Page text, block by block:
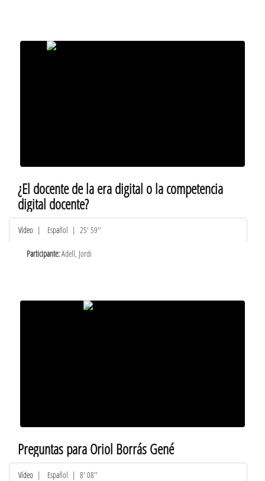
¿El docente de la era digital o la competencia
digital docente?
Vídeo | Español | 25' 59''
Participante:Adell, Jordi
Preguntas para Oriol Borrás Gené
Vídeo | Español | 8' 08''